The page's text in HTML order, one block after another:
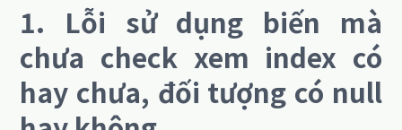
1. Lỗi sử dụng biến mà
chưa check xem index có
hay chưa, đối tượng có null